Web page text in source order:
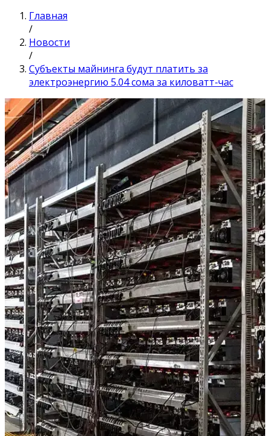
Главная
/
Новости
/
Субъекты майнинга будут платить за
электроэнергию 5.04 сома за киловатт-час